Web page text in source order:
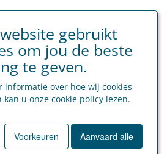
vakantie:
1 januari 2024
elke werknemer moet kunnen
gebruikt
om jou de beste
te geven.
informatie over hoe wij cookies
kan u onze cookie policy lezen.
Voorkeuren Aanvaard alle